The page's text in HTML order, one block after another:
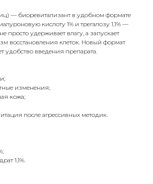
— биоревитализант в удобном формате
кислоту 1% и трегалозу 1,1% —
просто удерживает влагу, а запускает
восстановления клеток. Новый формат
удобство введения препарата.
изменения;
кожа;
после агрессивных методик.
1,1%.